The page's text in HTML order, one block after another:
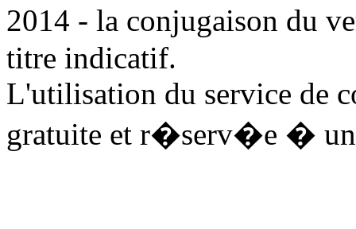
2014 - la conjugaison du
titre indicatif.
L'utilisation du service de
gratuite et r�serv�e � un